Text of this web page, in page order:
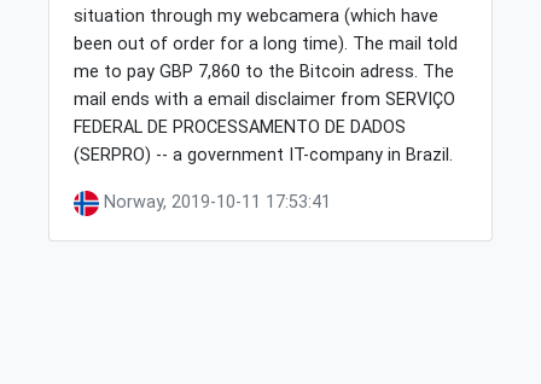
situation through my webcamera (which have
been out of order for a long time). The mail told
me to pay GBP 7,860 to the Bitcoin adress. The
mail ends with a email disclaimer from SERVIÇO
FEDERAL DE PROCESSAMENTO DE DADOS
(SERPRO) -- a government IT-company in Brazil.
Norway, 2019-10-11 17:53:41